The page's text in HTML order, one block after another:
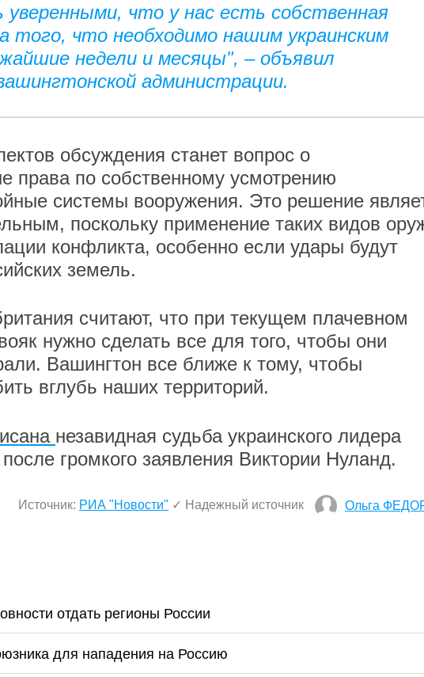
что у нас есть собственная
того, что необходимо нашим украинским
недели и месяцы", – объявил
администрации.
обсуждения станет вопрос о
права по собственному усмотрению
системы вооружения. Это решение
поскольку применение таких видов
конфликта, особенно если удары будут
земель.
считают, что при текущем плачевном
нужно сделать все для того, чтобы они
Вашингтон все ближе к тому, чтобы
вглубь наших территорий.
незавидная судьба украинского лидера
громкого заявления Виктории Нуланд.
Источник: РИА "Новости" ✓ Надежный источник Ольга
отдать регионы России
для нападения на Россию